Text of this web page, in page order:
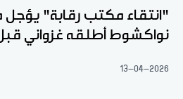
"انتقاء مكتب رقابة"
نواكشوط أطلقه غزواني قبل 7
13-04-2026